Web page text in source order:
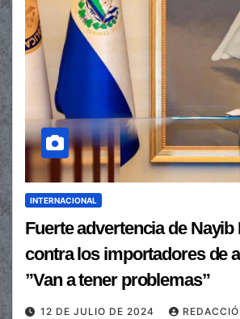
INTERNACIONAL
Fuerte advertencia de Nayib
contra los importadores de
”Van a tener problemas”
12 DE JULIO DE 2024